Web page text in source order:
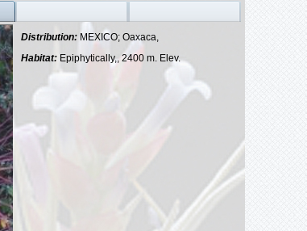
Distribution: MEXICO; Oaxaca,
Habitat: Epiphytically,, 2400 m. Elev.